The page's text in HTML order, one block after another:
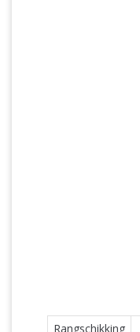
Rangschikking